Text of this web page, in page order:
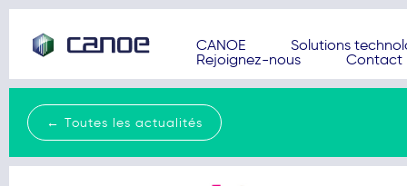
CANOE
Solutions
Rejoignez-nous
Contact
← Toutes les actualités